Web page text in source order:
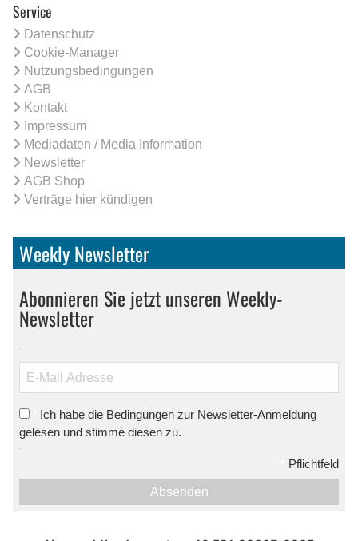
Service
Datenschutz
Cookie-Manager
Nutzungsbedingungen
AGB
Kontakt
Impressum
Mediadaten / Media Information
Newsletter
AGB Shop
Verträge hier kündigen
Weekly Newsletter
Abonnieren Sie jetzt unseren Weekly-
Newsletter
Ich habe die Bedingungen zur Newsletter-Anmeldung
gelesen und stimme diesen zu.
Pflichtfeld
Absenden